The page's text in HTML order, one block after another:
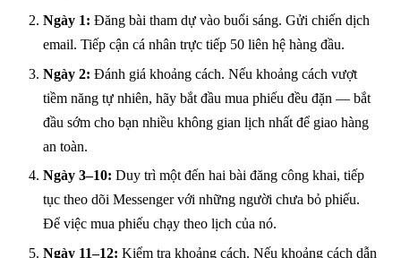
Ngày 1: Đăng bài tham dự vào buổi sáng. Gửi chiến dịch
email. Tiếp cận cá nhân trực tiếp 50 liên hệ hàng đầu.
Ngày 2: Đánh giá khoảng cách. Nếu khoảng cách vượt
tiềm năng tự nhiên, hãy bắt đầu mua phiếu đều đặn — bắt
đầu sớm cho bạn nhiều không gian lịch nhất để giao hàng
an toàn.
Ngày 3–10: Duy trì một đến hai bài đăng công khai, tiếp
tục theo dõi Messenger với những người chưa bỏ phiếu.
Để việc mua phiếu chạy theo lịch của nó.
Ngày 11–12: Kiểm tra khoảng cách. Nếu khoảng cách dẫn